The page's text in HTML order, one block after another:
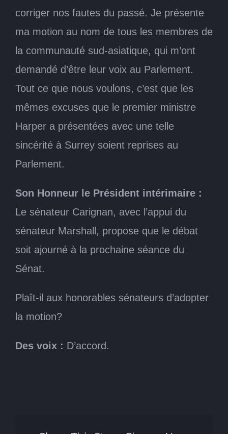
corriger nos fautes du passé. Je présente
ma motion au nom de tous les membres de
la communauté sud-asiatique, qui m’ont
demandé d’être leur voix au Parlement.
Tout ce que nous voulons, c’est que les
mêmes excuses que le premier ministre
Harper a présentées avec une telle
sincérité à Surrey soient reprises au
Parlement.
Son Honneur le Président intérimaire :
Le sénateur Carignan, avec l’appui du
sénateur Marshall, propose que le débat
soit ajourné à la prochaine séance du
Sénat.
Plaît-il aux honorables sénateurs d’adopter
la motion?
Des voix : D’accord.